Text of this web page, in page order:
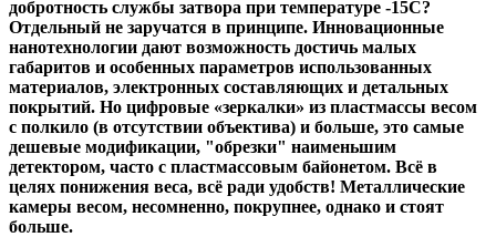
добротность службы затвора при температуре -15C?
Отдельный не заручатся в принципе. Инновационные
нанотехнологии дают возможность достичь малых
габаритов и особенных параметров использованных
материалов, электронных составляющих и детальных
покрытий. Но цифровые «зеркалки» из пластмассы весом
с полкило (в отсутствии объектива) и больше, это самые
дешевые модификации, "обрезки" наименьшим
детектором, часто с пластмассовым байонетом. Всё в
целях понижения веса, всё ради удобств! Металлические
камеры весом, несомненно, покрупнее, однако и стоят
больше.